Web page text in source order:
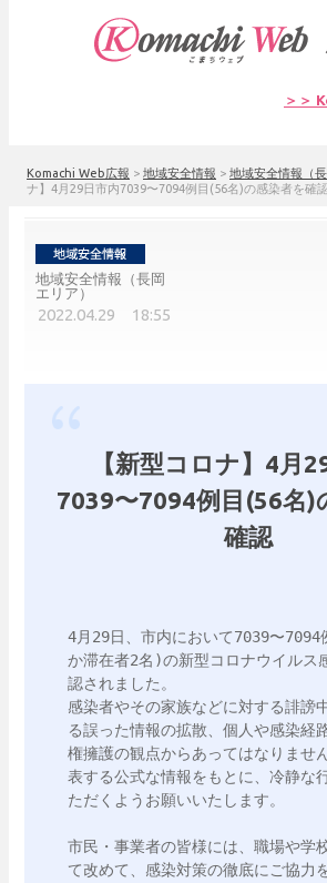
＞＞
Komachi Web広報 > 地域安全情報 > 地域安全情報（長
ナ】4月29日市内7039〜7094例目(56名)の感染者を確
地域安全情報（長岡
エリア）
2022.04.29 18:55
【新型コロナ】4月
7039〜7094例目(56名)
確認
4月29日、市内において7039〜
か滞在者2名)の新型コロナウイルス
認されました。
感染者やその家族などに対する誹謗
る誤った情報の拡散、個人や感染経
権擁護の観点からあってはなりませ
表する公式な情報をもとに、冷静な
ただくようお願いいたします。
市民・事業者の皆様には、職場や学
て改めて、感染対策の徹底にご協力